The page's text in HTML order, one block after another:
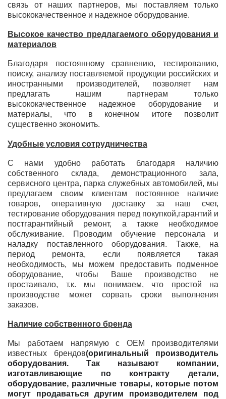
связь от наших партнеров, мы поставляем только
высококачественное и надежное оборудование.
Высокое качество предлагаемого оборудования и
материалов
Благодаря постоянному сравнению, тестированию,
поиску, анализу поставляемой продукции российских и
иностранными производителей, позволяет нам
предлагать нашим партнерам только
высококачественное надежное оборудование и
материалы, что в конечном итоге позволит
существенно экономить.
Удобные условия сотрудничества
С нами удобно работать благодаря наличию
собственного склада, демонстрационного зала,
сервисного центра, парка служебных автомобилей, мы
предлагаем своим клиентам постоянное наличие
товаров, оперативную доставку за наш счет,
тестирование оборудования перед покупкой,гарантий и
постгарантийный ремонт, а также необходимое
обслуживание. Проводим обучение персонала и
наладку поставленного оборудования. Также, на
период ремонта, если появляется такая
необходимость, мы можем предоставить подменное
оборудование, чтобы Ваше производство не
простаивало, т.к. мы понимаем, что простой на
производстве может сорвать сроки выполнения
заказов.
Наличие собственного бренда
Мы работаем напрямую с ОЕМ производителями
известных брендов(оригинальный производитель
оборудования. Так называют компании,
изготавливающие по контракту детали,
оборудование, различные товары, которые потом
могут продаваться другим производителем под